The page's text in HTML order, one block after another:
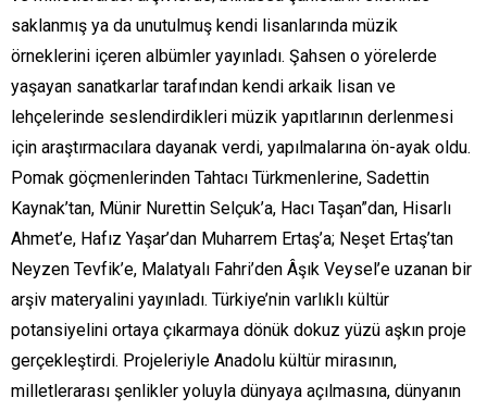
saklanmış ya da unutulmuş kendi lisanlarında müzik
örneklerini içeren albümler yayınladı. Şahsen o yörelerde
yaşayan sanatkarlar tarafından kendi arkaik lisan ve
lehçelerinde seslendirdikleri müzik yapıtlarının derlenmesi
için araştırmacılara dayanak verdi, yapılmalarına ön-ayak oldu.
Pomak göçmenlerinden Tahtacı Türkmenlerine, Sadettin
Kaynak’tan, Münir Nurettin Selçuk’a, Hacı Taşan”dan, Hisarlı
Ahmet’e, Hafız Yaşar’dan Muharrem Ertaş’a; Neşet Ertaş’tan
Neyzen Tevfik’e, Malatyalı Fahri’den Âşık Veysel’e uzanan bir
arşiv materyalini yayınladı. Türkiye’nin varlıklı kültür
potansiyelini ortaya çıkarmaya dönük dokuz yüzü aşkın proje
gerçekleştirdi. Projeleriyle Anadolu kültür mirasının,
milletlerarası şenlikler yoluyla dünyaya açılmasına, dünyanın